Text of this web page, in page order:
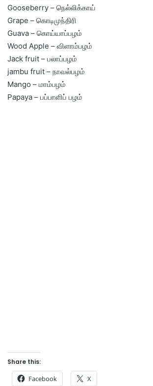
Gooseberry – நெல்லிக்காய்
Grape – கொடிமுந்திரி
Guava – கொய்யாப்பழம்
Wood Apple – விளாம்பழம்
Jack fruit – பலாப்பழம்
jambu fruit – நாவல்பழம்
Mango – மாம்பழம்
Papaya – பப்பாளிப் பழம்
Share this:
Facebook X